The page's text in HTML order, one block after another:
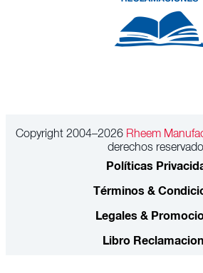
Copyright 2004–2026Rheem
derechos
Políticas
Términos &
Legales &
Libro